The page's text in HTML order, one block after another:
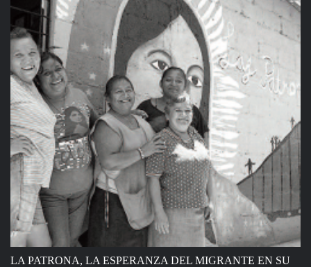
LA PATRONA, LA ESPERANZA DEL MIGRANTE EN SU